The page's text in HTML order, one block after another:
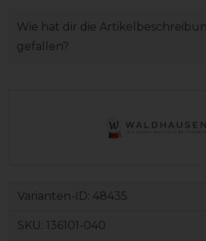
Wie hat dir die
gefallen?
Varianten-ID: 48435
SKU: 136101-040